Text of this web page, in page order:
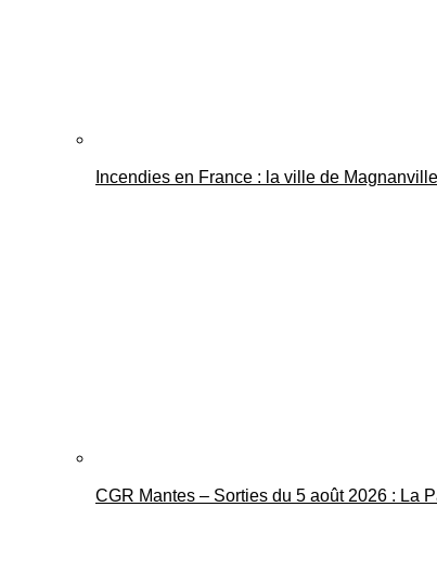
Incendies en France : la ville de
CGR Mantes – Sorties du 5 août 2026 : La